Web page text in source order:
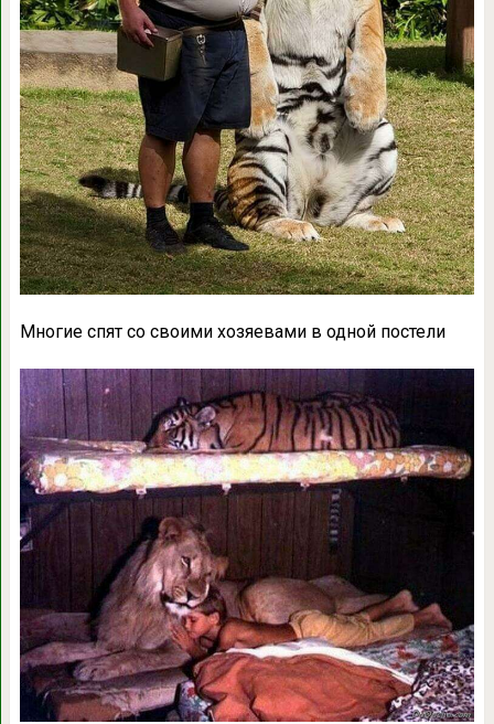
Многие спят со своими хозяевами в одной постели